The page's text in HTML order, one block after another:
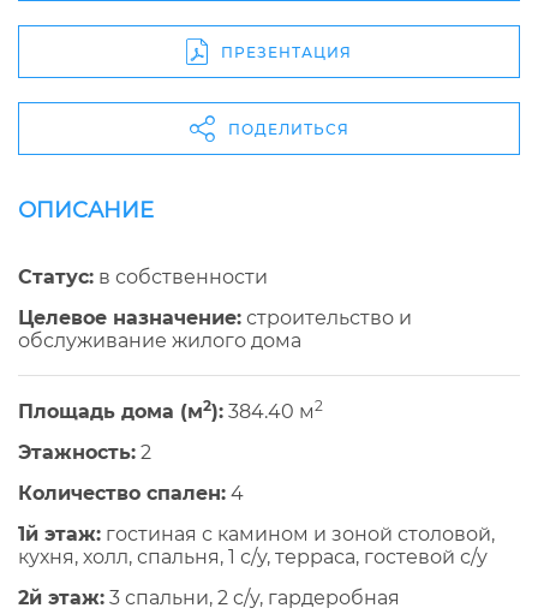
ПРЕЗЕНТАЦИЯ
ПОДЕЛИТЬСЯ
ОПИСАНИЕ
Cтатус: в собственности
Целевое назначение: строительство и
обслуживание жилого дома
Площадь дома (м2): 384.40 м2
Этажность: 2
Количество спален: 4
1й этаж: гостиная с камином и зоной столовой,
кухня, холл, спальня, 1 с/у, терраса, гостевой с/у
2й этаж: 3 спальни, 2 c/y, гардеробная